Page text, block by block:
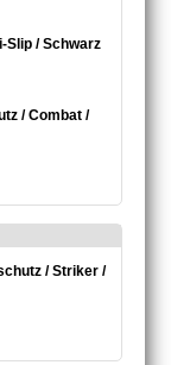
Slip / Schwarz
/ Combat /
/ Striker /